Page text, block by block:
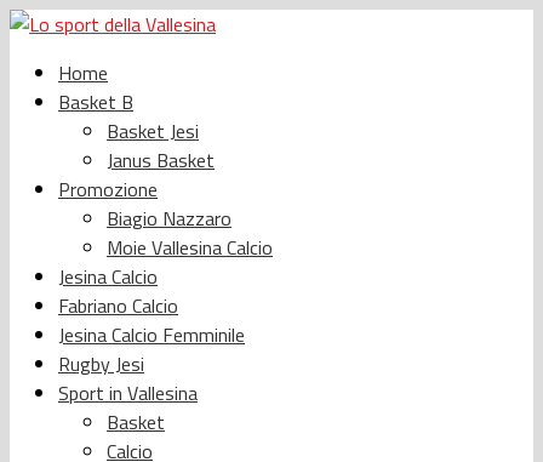
Home
Basket B
Basket Jesi
Janus Basket
Promozione
Biagio Nazzaro
Moie Vallesina Calcio
Jesina Calcio
Fabriano Calcio
Jesina Calcio Femminile
Rugby Jesi
Sport in Vallesina
Basket
Calcio